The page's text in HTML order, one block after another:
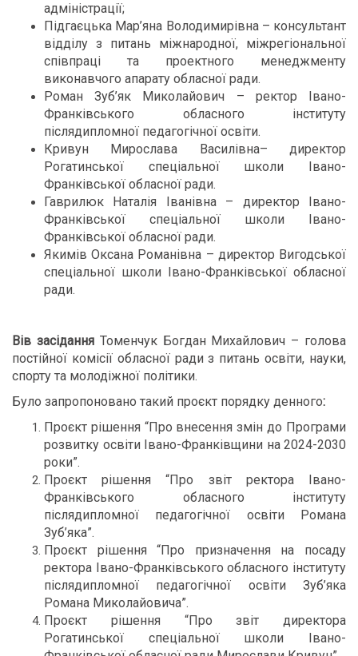
адміністрації;
Підгаєцька Мар’яна Володимирівна – консультант
відділу з питань міжнародної, міжрегіональної
співпраці та проектного менеджменту
виконавчого апарату обласної ради.
Роман Зуб’як Миколайович – ректор Івано-
Франківського обласного інституту
післядипломної педагогічної освіти.
Кривун Мирослава Василівна– директор
Рогатинської спеціальної школи Івано-
Франківської обласної ради.
Гаврилюк Наталія Іванівна – директор Івано-
Франківської спеціальної школи Івано-
Франківської обласної ради.
Якимів Оксана Романівна – директор Вигодської
спеціальної школи Івано-Франківської обласної
ради.
Вів засіданняТоменчук Богдан Михайлович – голова
постійної комісії обласної ради з питань освіти, науки,
спорту та молодіжної політики.
Було запропоновано такий проєкт порядку денного:
Проєкт рішення “Про внесення змін до Програми
розвитку освіти Івано-Франківщини на 2024-2030
роки”.
Проєкт рішення “Про звіт ректора Івано-
Франківського обласного інституту
післядипломної педагогічної освіти Романа
Зуб’яка”.
Проєкт рішення “Про призначення на посаду
ректора Івано-Франківського обласного інституту
післядипломної педагогічної освіти Зуб’яка
Романа Миколайовича”.
Проєкт рішення “Про звіт директора
Рогатинської спеціальної школи Івано-